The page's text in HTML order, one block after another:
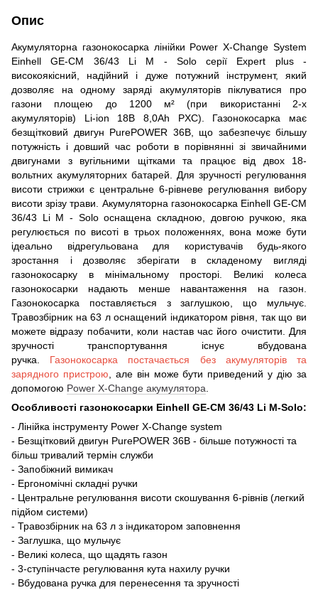
Опис
Акумуляторна газонокосарка лінійки Power X-Change System
Einhell GE-CM 36/43 Li M - Solo серії Expert plus -
високоякісний, надійний і дуже потужний інструмент, який
дозволяє на одному заряді акумуляторів піклуватися про
газони площею до 1200 м² (при використанні 2-х
акумуляторів) Li-iоn 18В 8,0Аh PXC). Газонокосарка має
безщітковий двигун PurePOWER 36В, що забезпечує більшу
потужність і довший час роботи в порівнянні зі звичайними
двигунами з вугільними щітками та працює від двох 18-
вольтних акумуляторних батарей. Для зручності регулювання
висоти стрижки є центральне 6-рівневе регулювання вибору
висоти зрізу трави. Акумуляторна газонокосарка Einhell GE-CM
36/43 Li M - Solo оснащена складною, довгою ручкою, яка
регулюється по висоті в трьох положеннях, вона може бути
ідеально відрегульована для користувачів будь-якого
зростання і дозволяє зберігати в складеному вигляді
газонокосарку в мінімальному просторі. Великі колеса
газонокосарки надають менше навантаження на газон.
Газонокосарка поставляється з заглушкою, що мульчує.
Травозбірник на 63 л оснащений індикатором рівня, так що ви
можете відразу побачити, коли настав час його очистити. Для
зручності транспортування існує вбудована
ручка. Газонокосарка постачається без акумуляторів та
зарядного пристрою , але він може бути приведений у дію за
допомогою Power X-Change акумулятора
Особливості газонокосарки Einhell GE-CM 36/43 Li M-Solo:
- Лінійка інструменту Power X-Change system
- Безщітковий двигун PurePOWER 36В - більше потужності та
більш тривалий термін служби
- Запобіжний вимикач
- Ергономічні складні ручки
- Центральне регулювання висоти скошування 6-рівнів (легкий
підйом системи)
- Травозбірник на 63 л з індикатором заповнення
- Заглушка, що мульчує
- Великі колеса, що щадять газон
- 3-ступінчасте регулювання кута нахилу ручки
- Вбудована ручка для перенесення та зручності